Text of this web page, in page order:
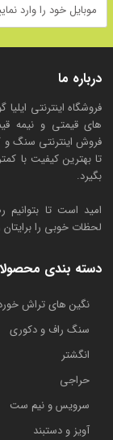
درباره ما
فروشگاه اینترنتی
های قیمتی و نیمه
فروش اینترنتی سنگ و
تا بهترین کیفیت با
بگیرد.
امید است تا
لحظات خوبی را برایتان
دسته بندی
​نگین های تراش
سنگ راف و دکوری
انگشتر
حراجی
سرویس و نیم ست
آویز و دستبند